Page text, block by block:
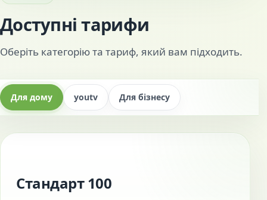
Доступні тарифи
Оберіть категорію та тариф, який вам підходить.
Для дому youtv Для бізнесу
Стандарт 100